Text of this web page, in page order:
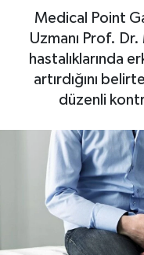
Medical Point
Uzmanı Prof.
hastalıklarında
artırdığını
düzenli
Gündem
Haberler
Magazin
Müzik
Piyasa
Son Dakika
Haber Arşivi